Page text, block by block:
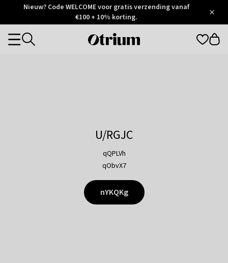
Otrium
Trustpilot
Nieuw? Code WELCOME voor gratis verzending vanaf
€100 + 10% korting.
Otrium
Categories
U/RGJC
qQPLVh
qObvX7
nYKQKg